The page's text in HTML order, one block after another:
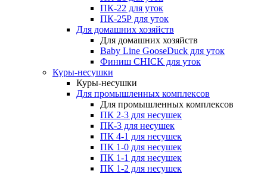
ПК-22 для уток
ПК-25Р для уток
Для домашних хозяйств
Для домашних хозяйств
Baby Line GooseDuck для уток
Финиш CHICK для уток
Куры-несушки
Куры-несушки
Для промышленных комплексов
Для промышленных комплексов
ПК 2-3 для несушек
ПК-3 для несушек
ПК 4-1 для несушек
ПК 1-0 для несушек
ПК 1-1 для несушек
ПК 1-2 для несушек